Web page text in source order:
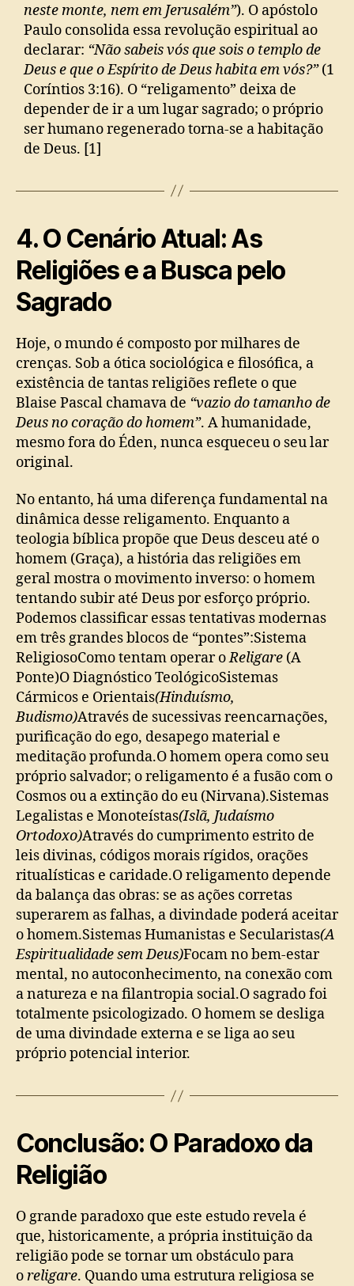
neste monte, nem em Jerusalém”). O apóstolo
Paulo consolida essa revolução espiritual ao
declarar: “Não sabeis vós que sois o templo de
Deus e que o Espírito de Deus habita em vós?”(1
Coríntios 3:16). O “religamento” deixa de
depender de ir a um lugar sagrado; o próprio
ser humano regenerado torna-se a habitação
de Deus. [1]
4. O Cenário Atual: As
Religiões e a Busca pelo
Sagrado
Hoje, o mundo é composto por milhares de
crenças. Sob a ótica sociológica e filosófica, a
existência de tantas religiões reflete o que
Blaise Pascal chamava de “vazio do tamanho de
Deus no coração do homem”. A humanidade,
mesmo fora do Éden, nunca esqueceu o seu lar
original.
No entanto, há uma diferença fundamental na
dinâmica desse religamento. Enquanto a
teologia bíblica propõe que Deus desceu até o
homem (Graça), a história das religiões em
geral mostra o movimento inverso: o homem
tentando subir até Deus por esforço próprio.
Podemos classificar essas tentativas modernas
em três grandes blocos de “pontes”:Sistema
ReligiosoComo tentam operar oReligare (A
Ponte)O Diagnóstico TeológicoSistemas
Cármicos e Orientais(Hinduísmo,
Budismo)Através de sucessivas reencarnações,
purificação do ego, desapego material e
meditação profunda.O homem opera como seu
próprio salvador; o religamento é a fusão com o
Cosmos ou a extinção do eu (Nirvana).Sistemas
Legalistas e Monoteístas(Islã, Judaísmo
Ortodoxo)Através do cumprimento estrito de
leis divinas, códigos morais rígidos, orações
ritualísticas e caridade.O religamento depende
da balança das obras: se as ações corretas
superarem as falhas, a divindade poderá aceitar
o homem.Sistemas Humanistas e Secularistas(A
Espiritualidade sem Deus)Focam no bem-estar
mental, no autoconhecimento, na conexão com
a natureza e na filantropia social.O sagrado foi
totalmente psicologizado. O homem se desliga
de uma divindade externa e se liga ao seu
próprio potencial interior.
Conclusão: O Paradoxo da
Religião
O grande paradoxo que este estudo revela é
que, historicamente, a própria instituição da
religião pode se tornar um obstáculo para
oreligare. Quando uma estrutura religiosa se